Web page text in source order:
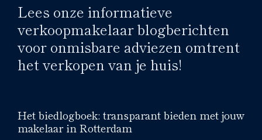
Lees onze informatieve
verkoopmakelaar blogberichten
voor onmisbare adviezen omtrent
het verkopen van je huis!
Het biedlogboek: transparant bieden met jouw
makelaar in Rotterdam